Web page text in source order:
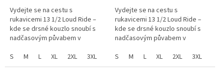
Vydejte se na cestu s
rukavicemi 13 1/2 Loud Ride –
kde se drsné kouzlo snoubí s
nadčasovým půvabem v
rukavice inspirované
legendárními vzory jsou...
S M L XL 2XL 3XL
Vydejte se na cestu s
rukavicemi 13 1/2 Loud Ride –
kde se drsné kouzlo snoubí s
nadčasovým půvabem v
rukavice inspirované
legendárními vzory jsou...
S M L XL 2XL 3XL